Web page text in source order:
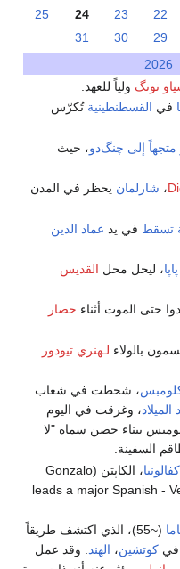
22
23
24
25
29
30
31
2026
تونگ ولياً للعهد.
في القسطنطينية تُكرّس
متجهاً إلى چنگ‌دو، حيث
، شارلمان يحظر في المدن
تسقط في يد عماد الدين
پاپا، ليحل محل القديس
حتى الموت أثناء حصار
بالولاء لـهنري تيودور
، شحطت في شعاب
الميلاد، وغرقت في اليوم
ببناء حصن سماه "لا
كفالونيا
، الكاپتن (Gonzalo
Fernández de Córdoba) leads a major
(~55)، الذي اكتشف طريقاً
فيكوتشين، الهند
. وقد عمل